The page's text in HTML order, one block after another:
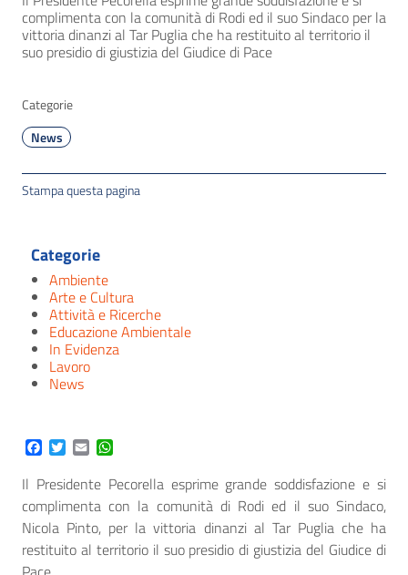
complimenta con la comunità di Rodi ed il suo Sindaco per la
vittoria dinanzi al Tar Puglia che ha restituito al territorio il
suo presidio di giustizia del Giudice di Pace
Categorie
News
Stampa questa pagina
Categorie
Ambiente
Arte e Cultura
Attività e Ricerche
Educazione Ambientale
In Evidenza
Lavoro
News
Facebook
Twitter
Email
Il Presidente Pecorella esprime grande soddisfazione e si
complimenta con la comunità di Rodi ed il suo Sindaco,
Nicola Pinto, per la vittoria dinanzi al Tar Puglia che ha
restituito al territorio il suo presidio di giustizia del Giudice di